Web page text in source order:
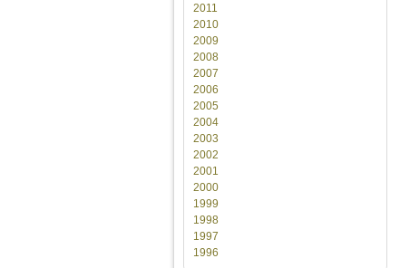
2011
2010
2009
2008
2007
2006
2005
2004
2003
2002
2001
2000
1999
1998
1997
1996